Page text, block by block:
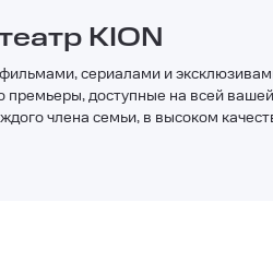
KION
сериалами и
доступные на всей
члена семьи, в высоком